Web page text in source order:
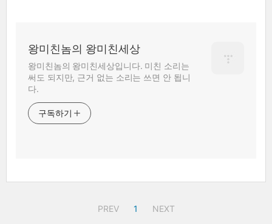
왕미친놈의 왕미친세상
왕미친놈의 왕미친세상입니다. 미친 소리는
써도 되지만, 근거 없는 소리는 쓰면 안 됩니
다.
구독하기
PREV 1 NEXT